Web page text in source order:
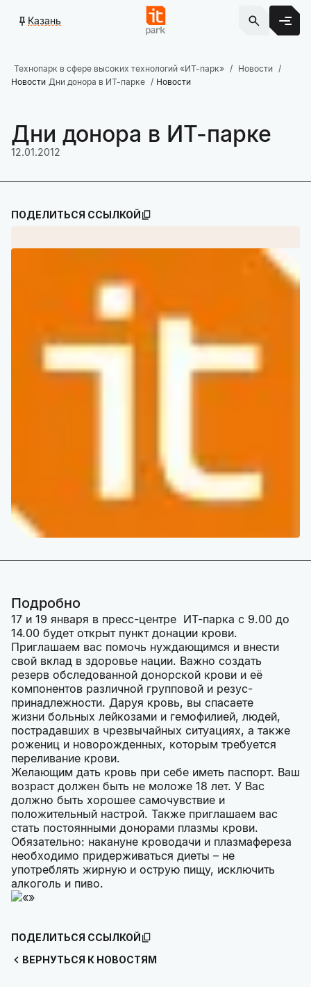
Казань
Технопарк в сфере высоких технологий «ИТ-парк»
Новости
Новости Дни донора в ИТ-парке Новости
Дни донора в ИТ-парке
12.01.2012
ПОДЕЛИТЬСЯ ССЫЛКОЙ
Подробно
17 и 19 января в пресс-центре ИТ-парка с 9.00 до
14.00 будет открыт пункт донации крови.
Приглашаем вас помочь нуждающимся и внести
свой вклад в здоровье нации. Важно создать
резерв обследованной донорской крови и её
компонентов различной групповой и резус-
принадлежности. Даруя кровь, вы спасаете
жизни больных лейкозами и гемофилией, людей,
пострадавших в чрезвычайных ситуациях, а также
рожениц и новорожденных, которым требуется
переливание крови.
Желающим дать кровь при себе иметь паспорт. Ваш
возраст должен быть не моложе 18 лет. У Вас
должно быть хорошее самочувствие и
положительный настрой. Также приглашаем вас
стать постоянными донорами плазмы крови.
Обязательно: накануне кроводачи и плазмафереза
необходимо придерживаться диеты – не
употреблять жирную и острую пищу, исключить
алкоголь и пиво.
ВЕРНУТЬСЯ К НОВОСТЯМ
ПОДЕЛИТЬСЯ ССЫЛКОЙ